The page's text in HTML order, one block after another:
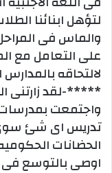
لتؤهل ابنائنا
والماس فى
على التعامل مع
لالتحاقه
*****-لقد زارتنى
واجتمعت
تدريس اى شئ سوى
الحضانات
اوصى بالتوسع فى